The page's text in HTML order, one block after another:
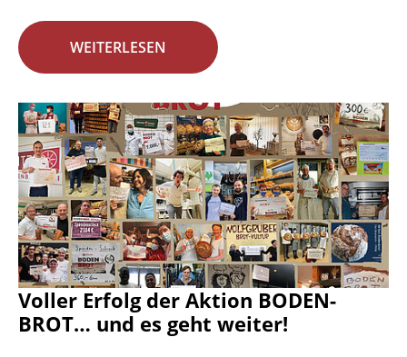
WEITERLESEN
Voller Erfolg der Aktion BODEN-
BROT… und es geht weiter!